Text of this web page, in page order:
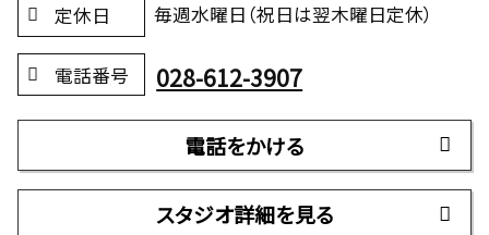
定休日 毎週水曜日（祝日は翌木曜日定休）
電話番号 028-612-3907
電話をかける
スタジオ詳細を見る